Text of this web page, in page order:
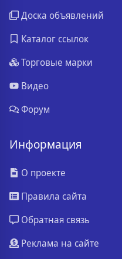
Доска объявлений
Каталог ссылок
Торговые марки
Видео
Форум
Информация
О проекте
Правила сайта
Обратная связь
Реклама на сайте